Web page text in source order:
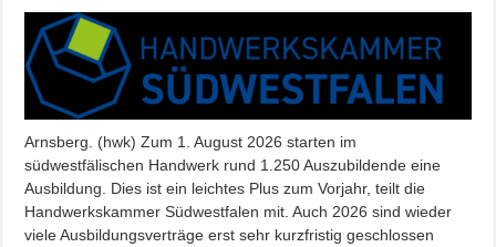
Arnsberg. (hwk) Zum 1. August 2026 starten im
südwestfälischen Handwerk rund 1.250 Auszubildende eine
Ausbildung. Dies ist ein leichtes Plus zum Vorjahr, teilt die
Handwerkskammer Südwestfalen mit. Auch 2026 sind wieder
viele Ausbildungsverträge erst sehr kurzfristig geschlossen